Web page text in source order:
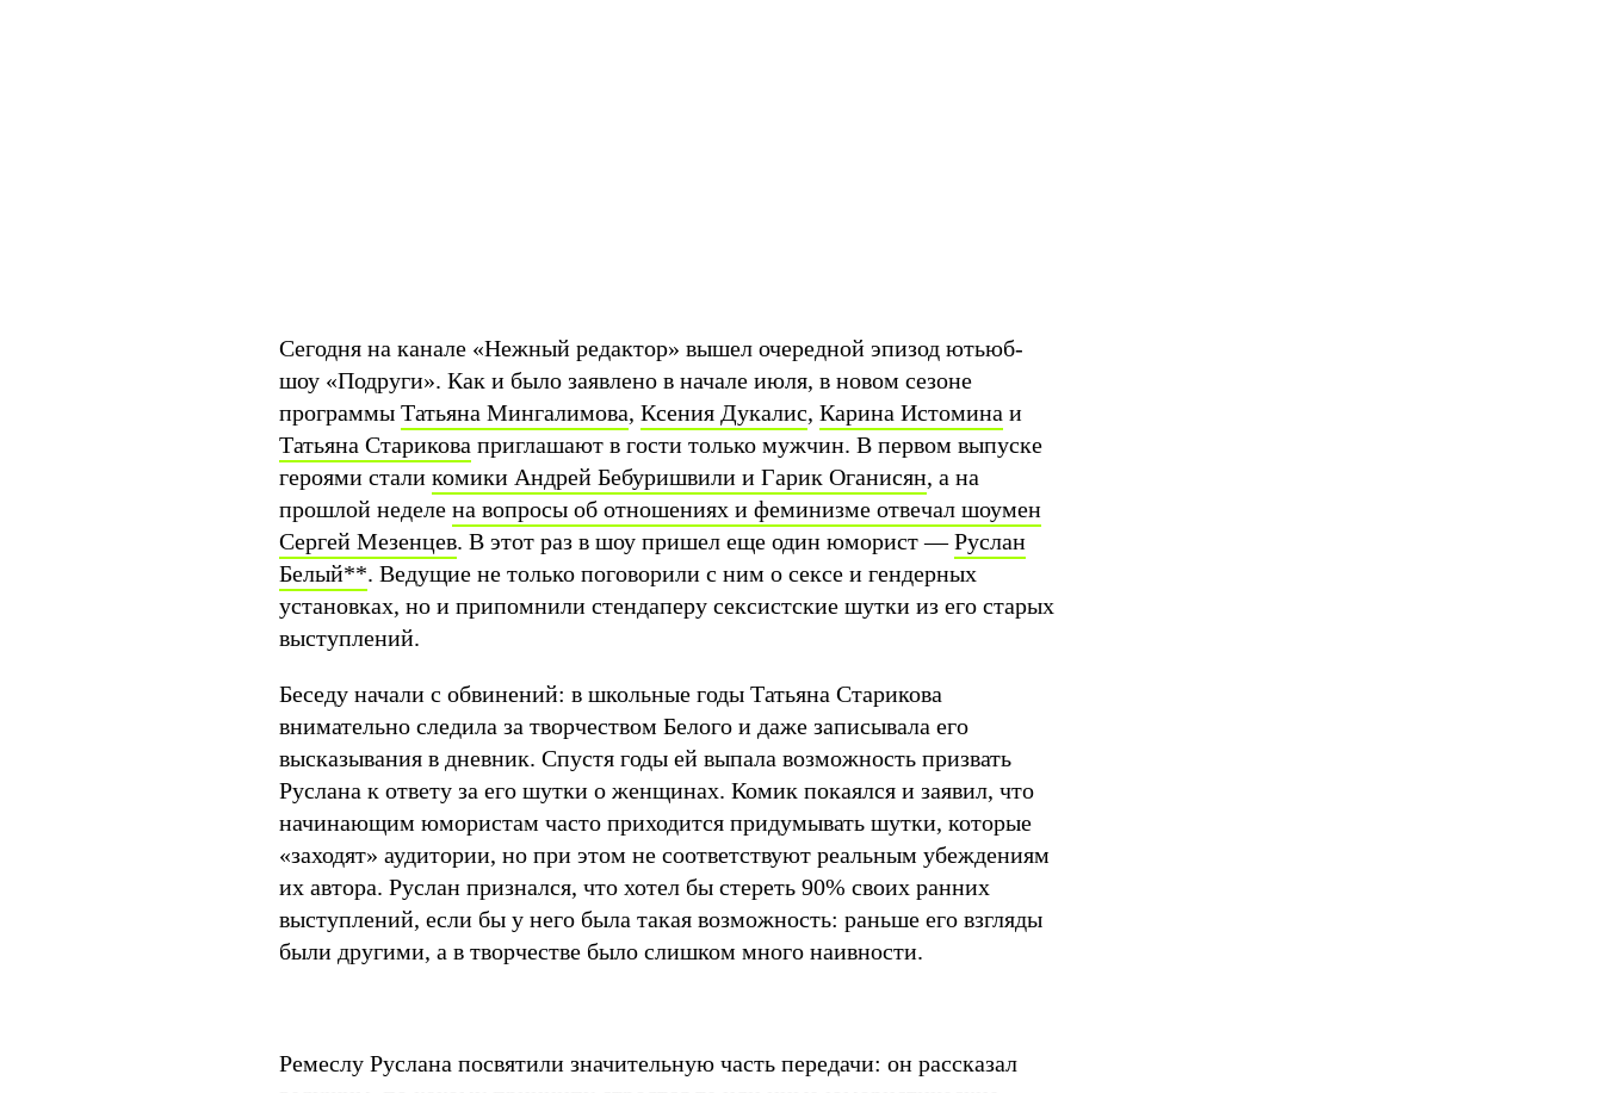
Сегодня на канале «Нежный редактор» вышел очередной эпизод ютьюб-
шоу «Подруги». Как и было заявлено в начале июля, в новом сезоне
программы Татьяна Мингалимова, Ксения Дукалис, Карина Истомина и
Татьяна Старикова приглашают в гости только мужчин. В первом выпуске
героями стали комики Андрей Бебуришвили и Гарик Оганисян, а на
прошлой неделе на вопросы об отношениях и феминизме отвечал шоумен
Сергей Мезенцев. В этот раз в шоу пришел еще один юморист —Руслан
Белый**. Ведущие не только поговорили с ним о сексе и гендерных
установках, но и припомнили стендаперу сексистские шутки из его старых
выступлений.
Беседу начали с обвинений: в школьные годы Татьяна Старикова
внимательно следила за творчеством Белого и даже записывала его
высказывания в дневник. Спустя годы ей выпала возможность призвать
Руслана к ответу за его шутки о женщинах. Комик покаялся и заявил, что
начинающим юмористам часто приходится придумывать шутки, которые
«заходят» аудитории, но при этом не соответствуют реальным убеждениям
их автора. Руслан признался, что хотел бы стереть 90% своих ранних
выступлений, если бы у него была такая возможность: раньше его взгляды
были другими, а в творчестве было слишком много наивности.
Ремеслу Руслана посвятили значительную часть передачи: он рассказал